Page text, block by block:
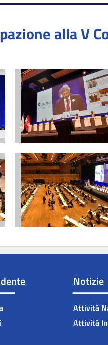
alla V
Notizie
Attività
Attività